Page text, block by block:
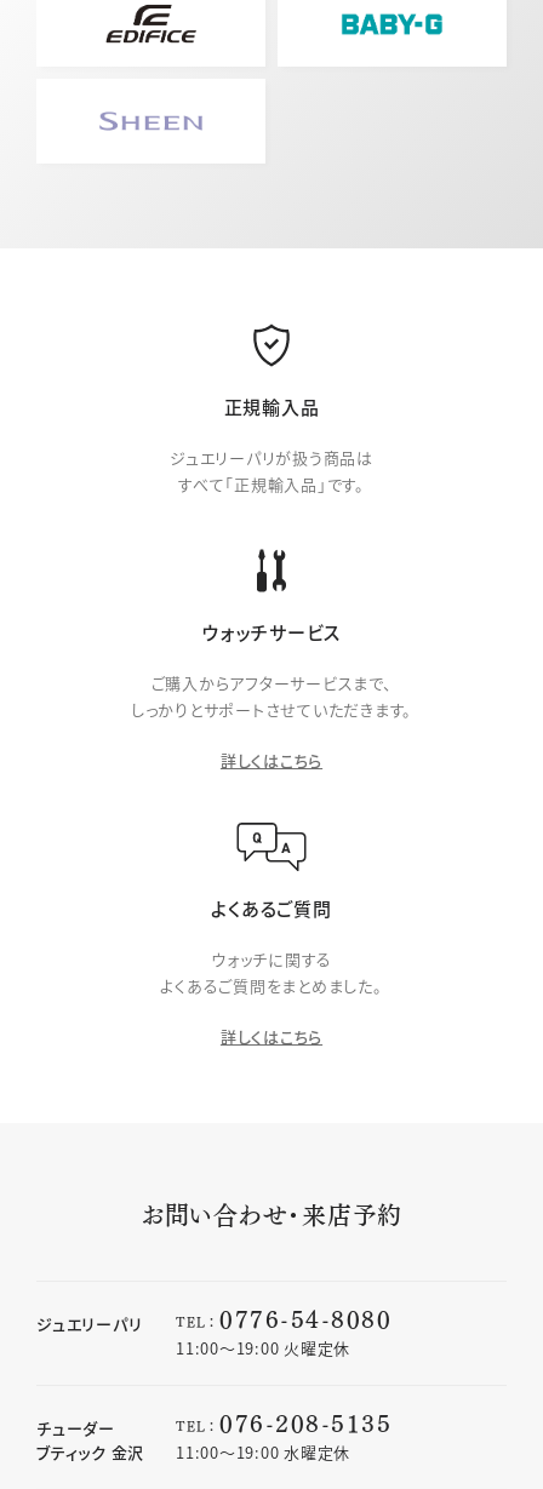
正規輸入品
ジュエリーパリが扱う商品は
すべて「正規輸入品」です。
ウォッチサービス
ご購入からアフターサービスまで、
しっかりとサポートさせていただきます。
詳しくはこちら
よくあるご質問
ウォッチに関する
よくあるご質問をまとめました。
詳しくはこちら
お問い合わせ・来店予約
ジュエリーパリ TEL： 0776-54-8080
11:00〜19:00 火曜定休
チューダー
ブティック 金沢
TEL： 076-208-5135
11:00〜19:00 水曜定休